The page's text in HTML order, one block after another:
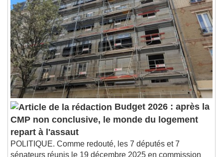
Budget 2026 : après la
CMP non conclusive, le monde du logement
repart à l'assaut
POLITIQUE. Comme redouté, les 7 députés et 7